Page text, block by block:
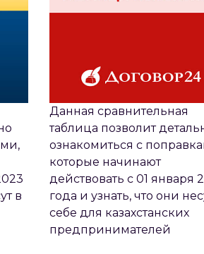
в
Данная сравнительная
таблица позволит
ознакомиться с
которые начинают
действовать с 01 января
года и узнать, что они
себе для казахстанских
предпринимателей
СРАВНИТЕЛЬНАЯ